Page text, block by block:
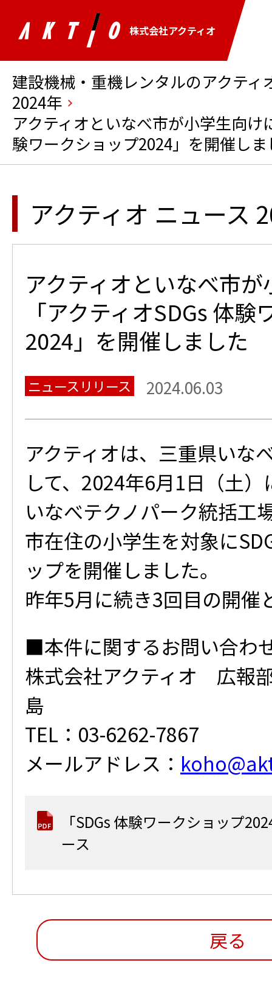
株式会社アクティオ
建設機械・重機レンタルのアクティ
2024年
アクティオといなべ市が小学生向け
験ワークショップ2024」を開催しま
アクティオ ニュース
アクティオといなべ市
「アクティオSDGs 体
2024」を開催しました
ニュースリリース 2024.06.03
アクティオは、三重県いな
して、2024年6月1日（土
いなべテクノパーク統括工
市在住の小学生を対象に
ップを開催しました。
昨年5月に続き3回目の開催
■本件に関するお問い合わ
株式会社アクティオ 広報
島
TEL：03-6262-7867
メールアドレス：
「SDGs 体験ワークショップ
ース
戻る